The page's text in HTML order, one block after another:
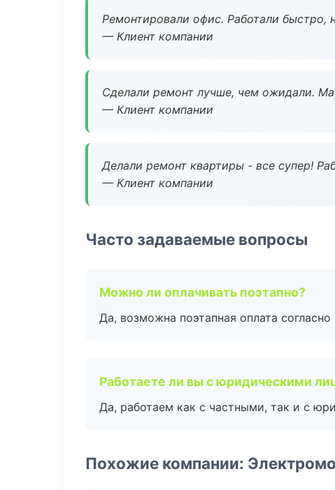
Ремонтировали офис. Работали быстро,
— Клиент компании
Сделали ремонт лучше, чем ожидали.
— Клиент компании
Делали ремонт квартиры - все супер!
— Клиент компании
Часто задаваемые вопросы
Можно ли оплачивать поэтапно?
Да, возможна поэтапная оплата
Работаете ли вы с юридическими
Да, работаем как с частными, так и с
Похожие компании: